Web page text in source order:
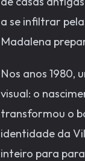
a se infiltrar
Madalena
Nos anos 1980,
visual: o
transformou o
identidade da
inteiro para